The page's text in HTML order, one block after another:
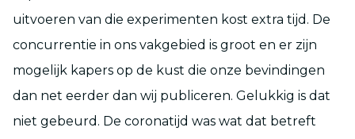
uitvoeren van die experimenten kost extra tijd. De
concurrentie in ons vakgebied is groot en er zijn
mogelijk kapers op de kust die onze bevindingen
dan net eerder dan wij publiceren. Gelukkig is dat
niet gebeurd. De coronatijd was wat dat betreft